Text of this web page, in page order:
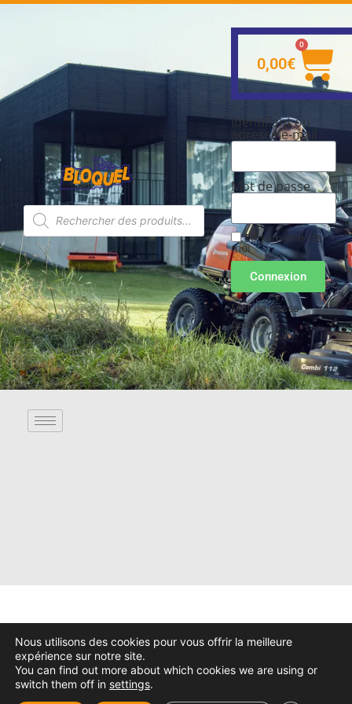
0,00€
0
Identifiant ou
adresse e-mail
Mot de passe
Se souvenir de
moi
Connexion
Mot de passe
perdu ?
Nous utilisons des cookies pour vous offrir la meilleure
expérience sur notre site.
You can find out more about which cookies we are using or
switch them off in settings.